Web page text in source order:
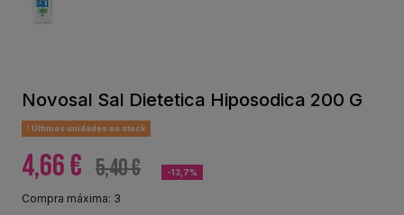
Novosal Sal Dietetica Hiposodica 200 G
Últimas unidades en stock
4,66 € 5,40 € -13,7%
Compra máxima: 3